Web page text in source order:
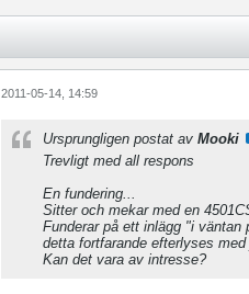
2011-05-14, 14:59
Ursprungligen postat av Mooki
Trevligt med all respons
En fundering...
Sitter och mekar med en
Funderar på ett inlägg "i
detta fortfarande efterlyses med
Kan det vara av intresse?